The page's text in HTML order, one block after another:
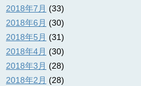
2018年7月 (33)
2018年6月 (30)
2018年5月 (31)
2018年4月 (30)
2018年3月 (28)
2018年2月 (28)